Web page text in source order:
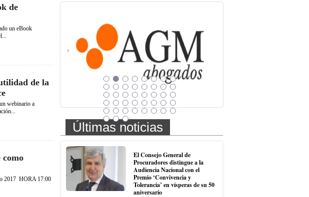
de
un eBook
de la
webinario a
2017 HORA 17:00
Últimas noticias
El Consejo General de
Procuradores distingue a la
Audiencia Nacional con el
Premio ‘Convivencia y
Tolerancia’ en vísperas de su 50
aniversario